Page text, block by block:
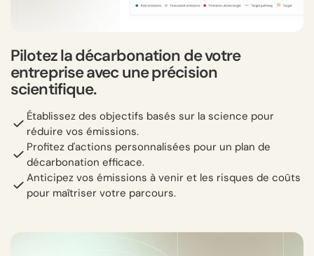
Pilotez la décarbonation de votre
entreprise avec une précision
scientifique.
Établissez des objectifs basés sur la science pour
réduire vos émissions.
Profitez d'actions personnalisées pour un plan de
décarbonation efficace.
Anticipez vos émissions à venir et les risques de coûts
pour maîtriser votre parcours.